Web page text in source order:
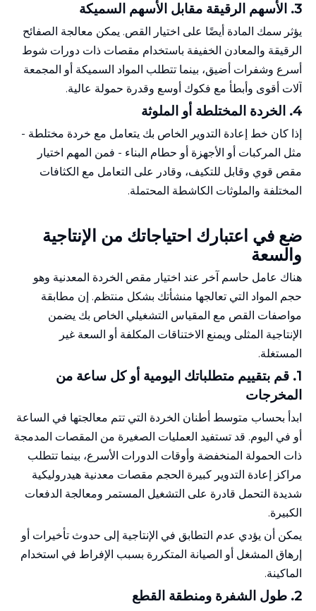
3. الأسهم الرقيقة مقابل الأسهم السميكة
يؤثر سمك المادة أيضًا على اختيار القص. يمكن معالجة الصفائح
الرقيقة والمعادن الخفيفة باستخدام مقصات ذات دورات شوط
أسرع وشفرات أضيق، بينما تتطلب المواد السميكة أو المجمعة
آلات أقوى وأبطأ مع فكوك أوسع وقدرة حمولة عالية.
4. الخردة المختلطة أو الملوثة
إذا كان خط إعادة التدوير الخاص بك يتعامل مع خردة مختلطة -
مثل المركبات أو الأجهزة أو حطام البناء - فمن المهم اختيار
مقص قوي وقابل للتكيف، وقادر على التعامل مع الكثافات
المختلفة والملوثات الكاشطة المحتملة.
ضع في اعتبارك احتياجاتك من الإنتاجية
والسعة
هناك عامل حاسم آخر عند اختيار مقص الخردة المعدنية وهو
حجم المواد التي تعالجها منشأتك بشكل منتظم. إن مطابقة
مواصفات القص مع المقياس التشغيلي الخاص بك يضمن
الإنتاجية المثلى ويمنع الاختناقات المكلفة أو السعة غير
المستغلة.
1. قم بتقييم متطلباتك اليومية أو كل ساعة من
المخرجات
ابدأ بحساب متوسط ​​أطنان الخردة التي تتم معالجتها في الساعة
أو في اليوم. قد تستفيد العمليات الصغيرة من المقصات المدمجة
ذات الحمولة المنخفضة وأوقات الدورات الأسرع، بينما تتطلب
مراكز إعادة التدوير كبيرة الحجم مقصات معدنية هيدروليكية
شديدة التحمل قادرة على التشغيل المستمر ومعالجة الدفعات
الكبيرة.
يمكن أن يؤدي عدم التطابق في الإنتاجية إلى حدوث تأخيرات أو
إرهاق المشغل أو الصيانة المتكررة بسبب الإفراط في استخدام
الماكينة.
2. طول الشفرة ومنطقة القطع